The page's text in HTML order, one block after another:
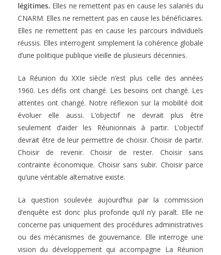
légitimes. Elles ne remettent pas en cause les salariés du
CNARM. Elles ne remettent pas en cause les bénéficiaires.
Elles ne remettent pas en cause les parcours individuels
réussis. Elles interrogent simplement la cohérence globale
d’une politique publique vieille de plusieurs décennies.
La Réunion du XXIe siècle n’est plus celle des années
1960. Les défis ont changé. Les besoins ont changé. Les
attentes ont changé. Notre réflexion sur la mobilité doit
évoluer elle aussi. L’objectif ne devrait plus être
seulement d’aider les Réunionnais à partir. L’objectif
devrait être de leur permettre de choisir. Choisir de partir.
Choisir de revenir. Choisir de rester. Choisir sans
contrainte économique. Choisir sans subir. Choisir parce
qu’une véritable alternative existe.
La question soulevée aujourd’hui par la commission
d’enquête est donc plus profonde qu’il n’y paraît. Elle ne
concerne pas uniquement des procédures administratives
ou des mécanismes de gouvernance. Elle interroge une
vision du développement qui accompagne La Réunion